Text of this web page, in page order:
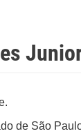
de São